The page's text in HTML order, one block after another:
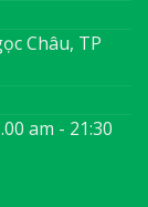
Châu, TP
am - 21:30